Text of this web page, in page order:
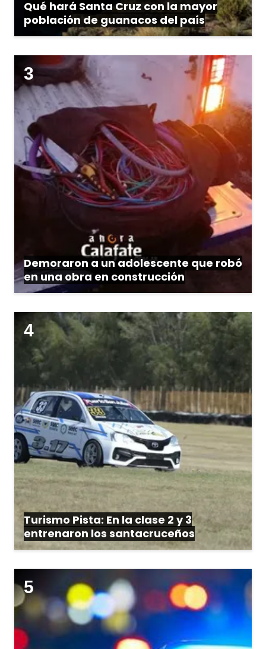
Qué hará Santa Cruz con la mayor
población de guanacos del país
Demoraron a un adolescente que robó
en una obra en construcción
Turismo Pista: En la clase 2 y 3
entrenaron los santacruceños